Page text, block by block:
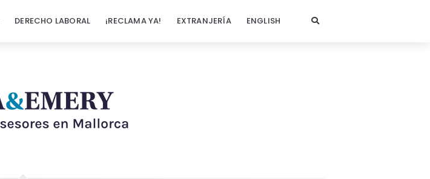
DERECHO LABORAL ¡RECLAMA YA! EXTRANJERÍA ENGLISH